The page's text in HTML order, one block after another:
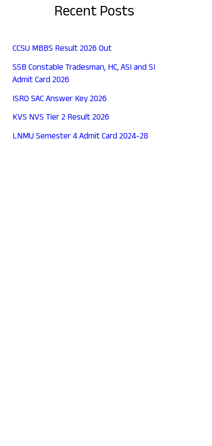
Recent Posts
CCSU MBBS Result 2026 Out
SSB Constable Tradesman, HC, ASI and SI
Admit Card 2026
ISRO SAC Answer Key 2026
KVS NVS Tier 2 Result 2026
LNMU Semester 4 Admit Card 2024-28